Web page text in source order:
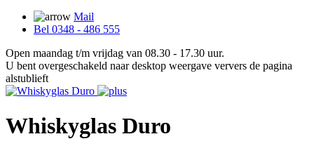
Mail
Bel 0348 - 486 555
Open maandag t/m vrijdag van 08.30 - 17.30 uur.
U bent overgeschakeld naar desktop weergave ververs de pagina
alstublieft
Whiskyglas Duro